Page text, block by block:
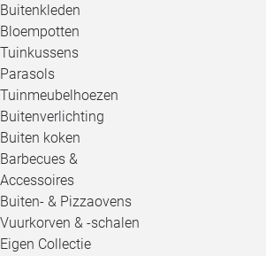
Buitenkleden
Bloempotten
Tuinkussens
Parasols
Tuinmeubelhoezen
Buitenverlichting
Buiten koken
Barbecues &
Accessoires
Buiten- & Pizzaovens
Vuurkorven & -schalen
Eigen Collectie